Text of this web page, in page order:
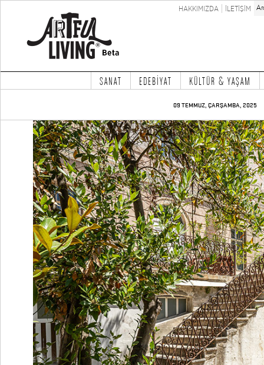
HAKKIMIZDA İLETİŞİM
SANAT EDEBİYAT KÜLTÜR & YAŞAM
09 TEMMUZ, ÇARŞAMBA, 2025